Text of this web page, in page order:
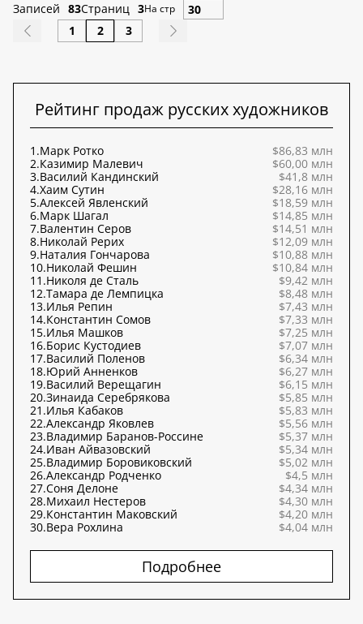
Записей 83Страниц 3На стр
1 2 3
Рейтинг продаж русских художников
1.Марк Ротко
$86,83 млн
2.Казимир Малевич
$60,00 млн
3.Василий Кандинский
$41,8 млн
4.Хаим Сутин
$28,16 млн
5.Алексей Явленский
$18,59 млн
6.Марк Шагал
$14,85 млн
7.Валентин Серов
$14,51 млн
8.Николай Рерих
$12,09 млн
9.Наталия Гончарова
$10,88 млн
10.Николай Фешин
$10,84 млн
11.Николя де Сталь
$9,42 млн
12.Тамара де Лемпицка
$8,48 млн
13.Илья Репин
$7,43 млн
14.Константин Сомов
$7,33 млн
15.Илья Машков
$7,25 млн
16.Борис Кустодиев
$7,07 млн
17.Василий Поленов
$6,34 млн
18.Юрий Анненков
$6,27 млн
19.Василий Верещагин
$6,15 млн
20.Зинаида Серебрякова
$5,85 млн
21.Илья Кабаков
$5,83 млн
22.Александр Яковлев
$5,56 млн
23.Владимир Баранов-Россине
$5,37 млн
24.Иван Айвазовский
$5,34 млн
25.Владимир Боровиковский
$5,02 млн
26.Александр Родченко
$4,5 млн
27.Соня Делоне
$4,34 млн
28.Михаил Нестеров
$4,30 млн
29.Константин Маковский
$4,20 млн
30.Вера Рохлина $4,04 млн
Подробнее